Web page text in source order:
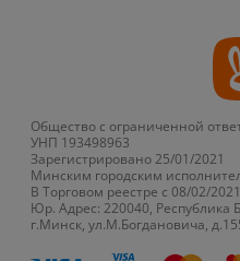
Общество с ограниченной
УНП 193498963
Зарегистрировано 25/01/2021
Минским городским
В Торговом реестре с 08/02/2021
Юр. Адрес: 220040, Республика
г.Минск, ул.М.Богдановича,